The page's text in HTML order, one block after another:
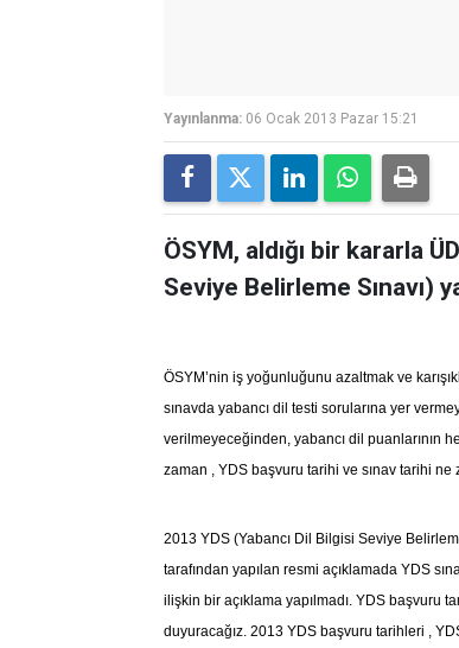
Yayınlanma: 06 Ocak 2013 Pazar 15:21
ÖSYM, aldığı bir kararla
Seviye Belirleme Sınavı)
ÖSYM’nin iş yoğunluğunu azaltmak ve
sınavda yabancı dil testi sorularına yer
verilmeyeceğinden, yabancı dil puanlarının
zaman , YDS başvuru tarihi ve sınav tarihi ne
2013 YDS (Yabancı Dil Bilgisi Seviye
tarafından yapılan resmi açıklamada YDS
ilişkin bir açıklama yapılmadı. YDS başvuru
duyuracağız. 2013 YDS başvuru tarihleri ,